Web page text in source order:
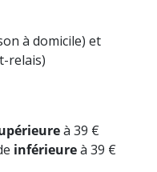
à domicile) et
relais)
à 39 €
inférieureà 39 €